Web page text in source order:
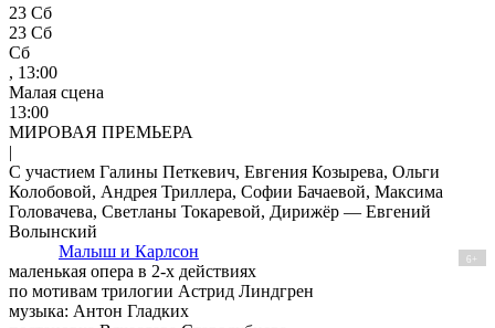
23 Сб
23 Сб
Сб
, 13:00
Малая сцена
13:00
МИРОВАЯ ПРЕМЬЕРА
|
С участием Галины Петкевич, Евгения Козырева, Ольги
Колобовой, Андрея Триллера, Софии Бачаевой, Максима
Головачева, Светланы Токаревой, Дирижёр — Евгений
Волынский
Малыш и Карлсон
6+
маленькая опера в 2-х действиях
по мотивам трилогии Астрид Линдгрен
музыка: Антон Гладких